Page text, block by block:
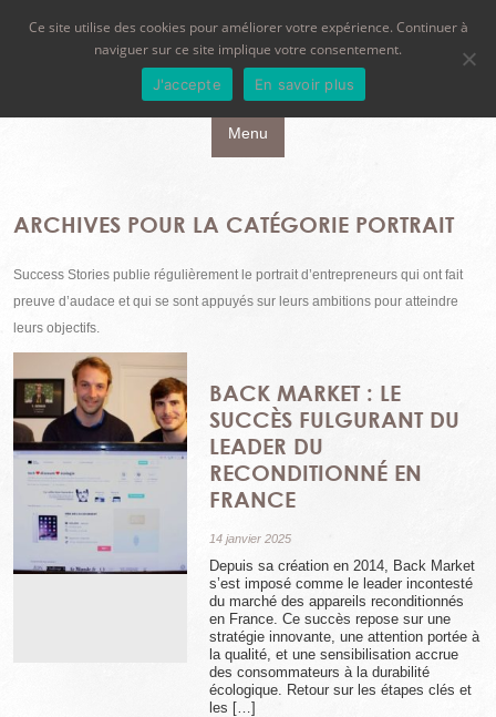
Menu
Aller au contenu principal
ARCHIVES POUR LA CATÉGORIE PORTRAIT
Success Stories publie régulièrement le portrait d’entrepreneurs qui ont fait
preuve d’audace et qui se sont appuyés sur leurs ambitions pour atteindre
leurs objectifs.
BACK MARKET : LE
SUCCÈS FULGURANT DU
LEADER DU
RECONDITIONNÉ EN
FRANCE
14 janvier 2025
Depuis sa création en 2014, Back Market
s’est imposé comme le leader incontesté
du marché des appareils reconditionnés
en France. Ce succès repose sur une
stratégie innovante, une attention portée à
la qualité, et une sensibilisation accrue
des consommateurs à la durabilité
écologique. Retour sur les étapes clés et
les […]
Ce site utilise des cookies pour améliorer votre expérience. Continuer à
naviguer sur ce site implique votre consentement.
J'accepte En savoir plus